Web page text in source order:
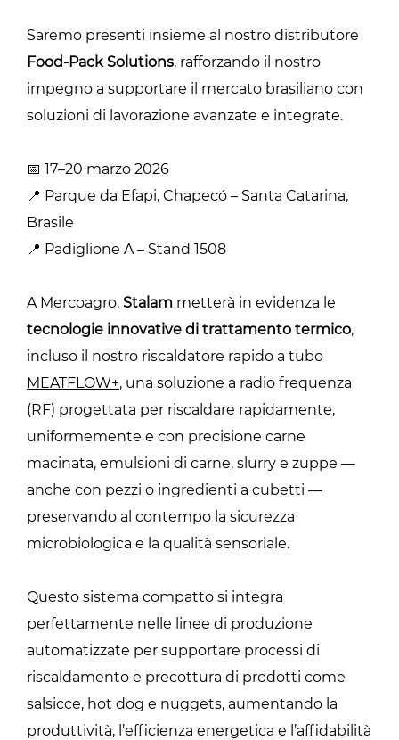
Saremo presenti insieme al nostro distributore
Food-Pack Solutions, rafforzando il nostro
impegno a supportare il mercato brasiliano con
soluzioni di lavorazione avanzate e integrate.
📅 17–20 marzo 2026
📍 Parque da Efapi, Chapecó – Santa Catarina,
Brasile
📍 Padiglione A – Stand 1508
A Mercoagro, Stalam metterà in evidenza le
tecnologie innovative di trattamento termico,
incluso il nostro riscaldatore rapido a tubo
MEATFLOW+, una soluzione a radio frequenza
(RF) progettata per riscaldare rapidamente,
uniformemente e con precisione carne
macinata, emulsioni di carne, slurry e zuppe —
anche con pezzi o ingredienti a cubetti —
preservando al contempo la sicurezza
microbiologica e la qualità sensoriale.
Questo sistema compatto si integra
perfettamente nelle linee di produzione
automatizzate per supportare processi di
riscaldamento e precottura di prodotti come
salsicce, hot dog e nuggets, aumentando la
produttività, l’efficienza energetica e l’affidabilità